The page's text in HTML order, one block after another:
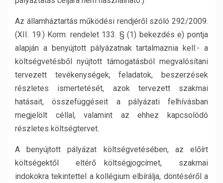
Az államháztartás működési rendjéről szóló 292/2009.
(XII. 19.) Korm. rendelet 133. § (1) bekezdés e) pontja
alapján a benyújtott pályázatnak tartalmaznia kell:- a
költségvetésből nyújtott támogatásból megvalósítani
tervezett tevékenységek, feladatok, beszerzések
részletes ismertetését, azok tervezett szakmai
hatásait, összefüggéseit a pályázati felhívásban
megjelölt céllal, valamint az ehhez kapcsolódó
részletes költségtervet.
A benyújtott pályázat költségvetésében, az előírt
költségektől eltérő költségjogcímet, szakmai
indokokra tekintettel a kollégium elbírálja, döntéséről a